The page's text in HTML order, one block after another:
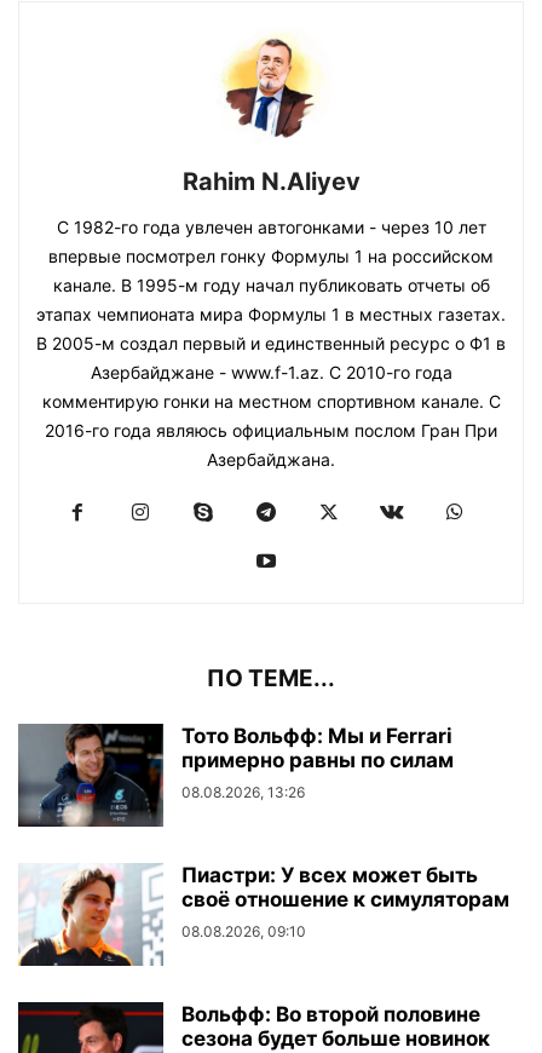
Rahim N.Aliyev
С 1982-го года увлечен автогонками - через 10 лет
впервые посмотрел гонку Формулы 1 на российском
канале. В 1995-м году начал публиковать отчеты об
этапах чемпионата мира Формулы 1 в местных газетах.
В 2005-м создал первый и единственный ресурс о Ф1 в
Азербайджане - www.f-1.az. С 2010-го года
комментирую гонки на местном спортивном канале. С
2016-го года являюсь официальным послом Гран При
Азербайджана.
ПО ТЕМЕ...
Тото Вольфф: Мы и Ferrari
примерно равны по силам
08.08.2026, 13:26
Пиастри: У всех может быть
своё отношение к симуляторам
08.08.2026, 09:10
Вольфф: Во второй половине
сезона будет больше новинок